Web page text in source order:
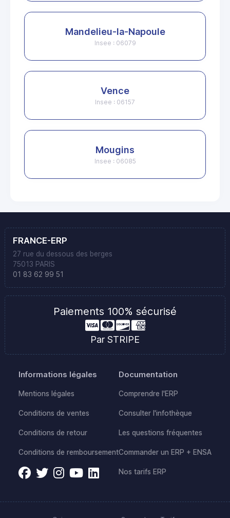
Mandelieu-la-Napoule
Insee : 06079
Vence
Insee : 06157
Mougins
Insee : 06085
FRANCE-ERP
27 rue du dessous des berges
75013 PARIS
01 83 62 99 51
Paiements 100% sécurisé
Par STRIPE
Informations légales
Mentions légales
Conditions de ventes
Conditions de retour
Conditions de remboursement
Documentation
Comprendre l'ERP
Consulter l'infothèque
Les questions fréquentes
Commander un ERP + ENSA
Nos tarifs ERP